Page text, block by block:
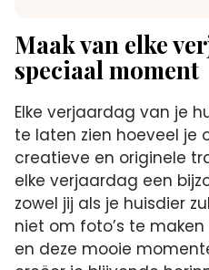
Maak van elke
speciaal moment
Elke verjaardag van je
te laten zien hoeveel je
creatieve en originele
elke verjaardag een
zowel jij als je huisdier
niet om foto’s te
en deze mooie